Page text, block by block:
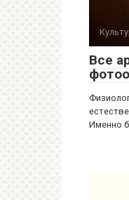
Все
Именно